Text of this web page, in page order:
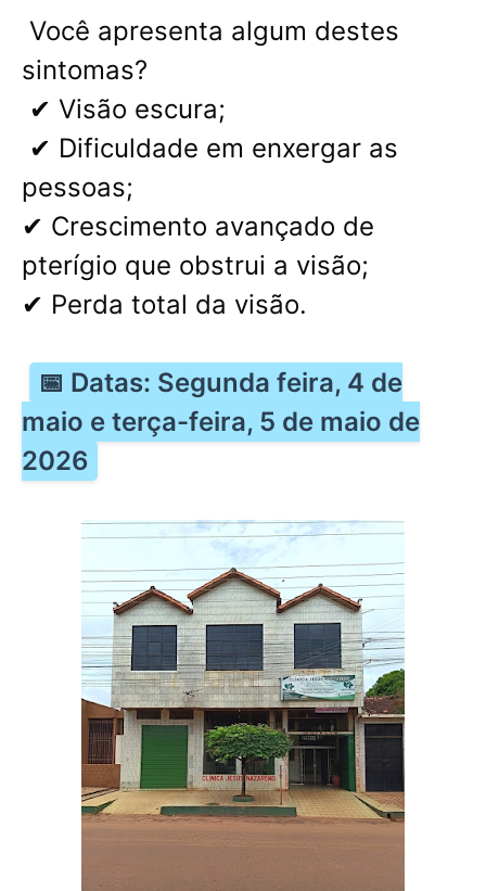
Você apresenta algum destes
sintomas?
✔ Visão escura;
✔ Dificuldade em enxergar as
pessoas;
✔ Crescimento avançado de
pterígio que obstrui a visão;
✔ Perda total da visão.
📅 Datas: Segunda feira, 4 de
maio e terça-feira, 5 de maio de
2026